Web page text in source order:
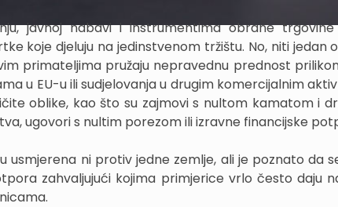
javnoj nabavi i instrumentima obrane
koje djeluju na jedinstvenom tržištu. No, niti jedan
primateljima pružaju nepravednu prednost
u EU-u ili sudjelovanja u drugim komercijalnim
oblike, kao što su zajmovi s nultom kamatom i
ugovori s nultim porezom ili izravne financijske
usmjerena ni protiv jedne zemlje, ali je poznato da
zahvaljujući kojima primjerice vrlo često daju